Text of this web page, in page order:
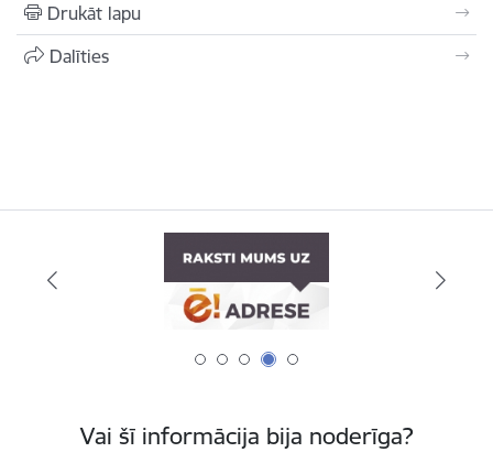
Drukāt lapu
Dalīties
Vai šī informācija bija noderīga?